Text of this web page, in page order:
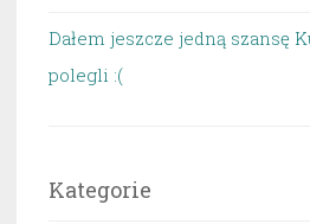
Dałem jeszcze jedną szansę
polegli :(
Kategorie